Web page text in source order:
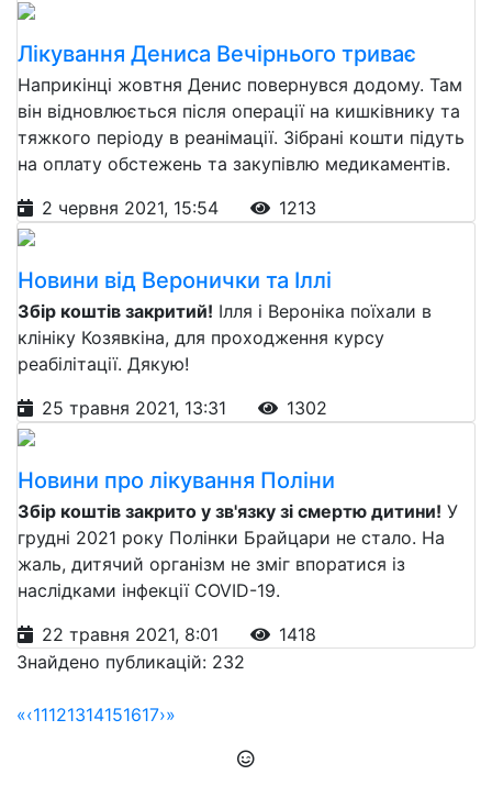
Лікування Дениса Вечірнього триває
Наприкінці жовтня Денис повернувся додому. Там
він відновлюється після операції на кишківнику та
тяжкого періоду в реанімації. Зібрані кошти підуть
на оплату обстежень та закупівлю медикаментів.
2 червня 2021, 15:54
1213
Новини від Веронички та Іллі
Збір коштів закритий! Ілля і Вероніка поїхали в
клініку Козявкіна, для проходження курсу
реабілітації. Дякую!
25 травня 2021, 13:31
1302
Новини про лікування Поліни
Збір коштів закрито у зв'язку зі смертю дитини! У
грудні 2021 року Полінки Брайцари не стало. На
жаль, дитячий організм не зміг впоратися із
наслідками інфекції COVID-19.
22 травня 2021, 8:01
1418
Знайдено публикацій: 232
«‹11121314151617›»